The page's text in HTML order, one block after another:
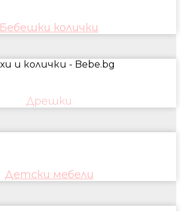
Бебешки колички
Дрешки
Детски мебели